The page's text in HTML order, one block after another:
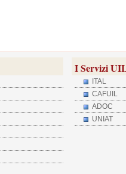
I Servizi
ITAL
CAFUIL
ADOC
UNIAT